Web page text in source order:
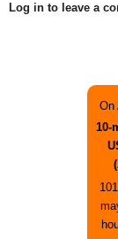
Log in to leave a
On
10-